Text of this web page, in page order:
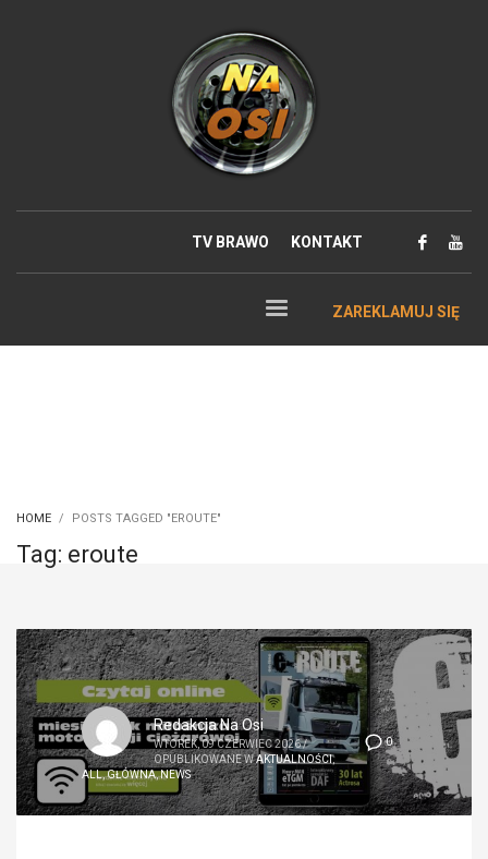
TV BRAWO KONTAKT
ZAREKLAMUJ SIĘ
HOME POSTS TAGGED "EROUTE"
Tag: eroute
0
Redakcja Na Osi
WTOREK, 09 CZERWIEC 2026/
OPUBLIKOWANE WAKTUALNOŚCI,
ALL,GŁÓWNA,NEWS